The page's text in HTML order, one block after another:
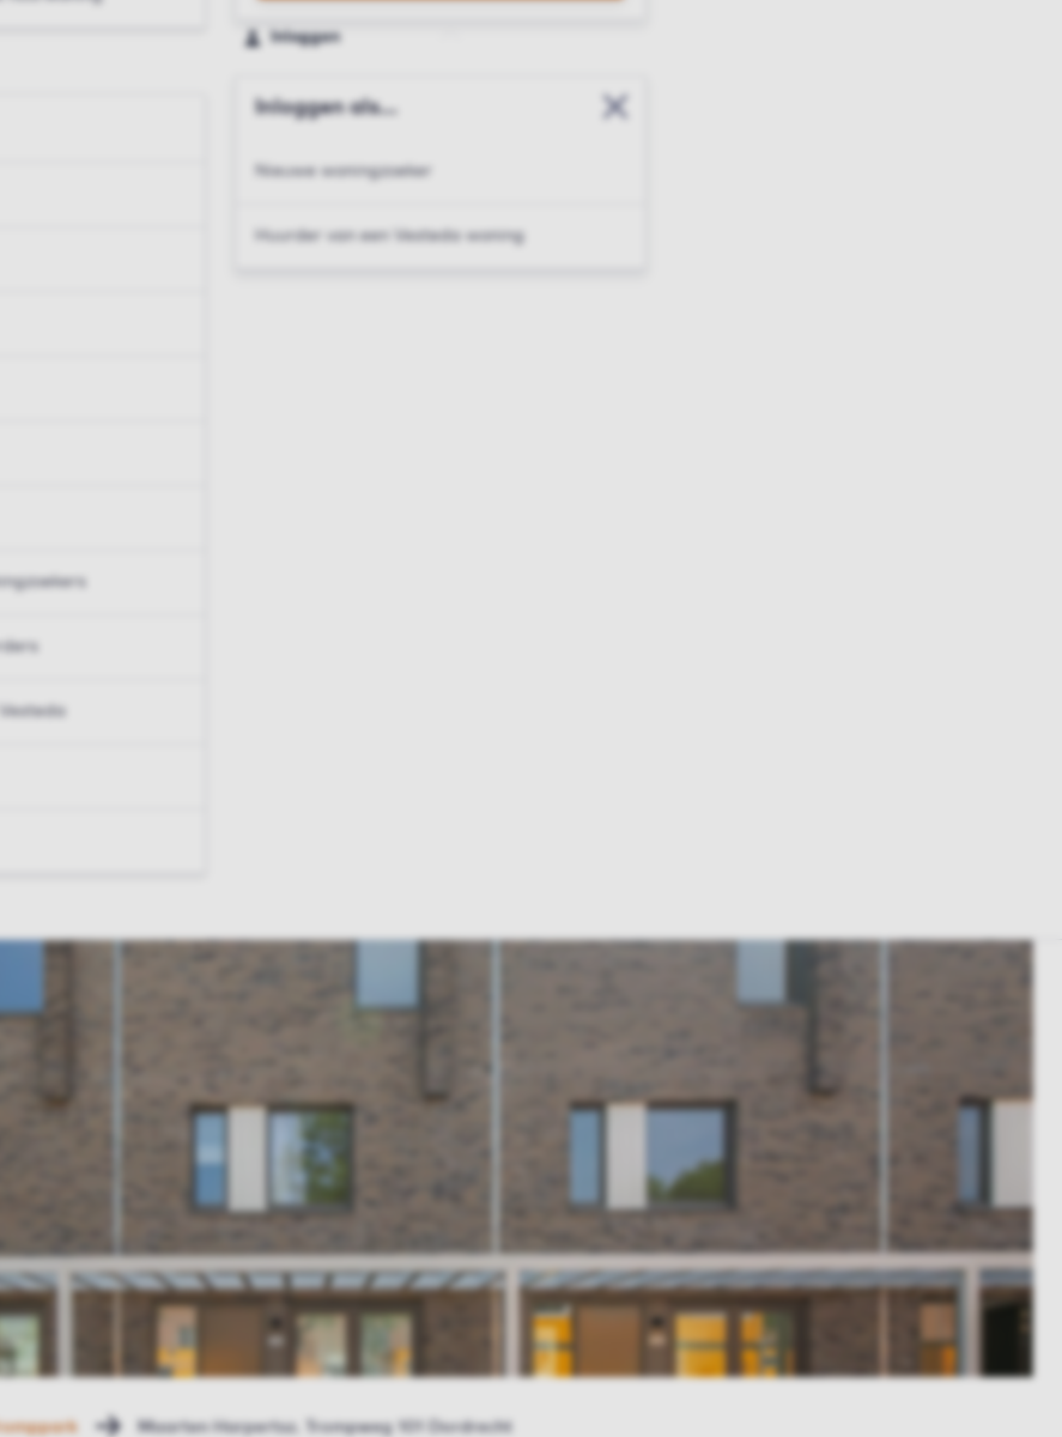
Inloggen
Inloggen als...
Sluit modal
Nieuwe woningzoeker
Huurder van een Vesteda woning
Maarten Harpertsz. Trompweg 101 Dordrecht